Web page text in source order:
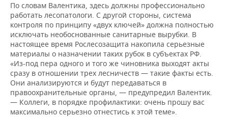
По словам Валентика, здесь должны профессионально
работать лесопатологи. С другой стороны, система
контроля по принципу «двух ключей» должна полностью
исключать необоснованные санитарные вырубки. В
настоящее время Рослесозащита накопила серьезные
материалы о назначении таких рубок в субъектах РФ.
«Из-под пера одного и того же чиновника выходят акты
сразу в отношении трех лесничеств — такие факты есть.
Они анализируются и будут передаваться в
правоохранительные органы, — предупредил Валентик.
— Коллеги, в порядке профилактики: очень прошу вас
максимально серьезно отнестись к этой теме».